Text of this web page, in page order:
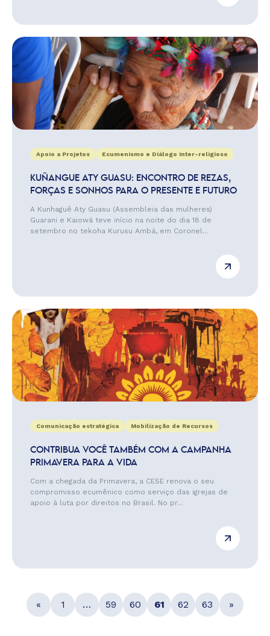
Apoio a Projetos Ecumenismo e Diálogo Inter-religioso
KUÑANGUE ATY GUASU: ENCONTRO DE REZAS,
FORÇAS E SONHOS PARA O PRESENTE E FUTURO
A Kunhaguê Aty Guasu (Assembleia das mulheres)
Guarani e Kaiowá teve início na noite do dia 18 de
setembro no tekoha Kurusu Ambá, em Coronel...
Comunicação estratégica Mobilização de Recursos
CONTRIBUA VOCÊ TAMBÉM COM A CAMPANHA
PRIMAVERA PARA A VIDA
Com a chegada da Primavera, a CESE renova o seu
compromisso ecumênico como serviço das igrejas de
apoio à luta por direitos no Brasil. No pr...
« 1 … 59 60 61 62 63 »